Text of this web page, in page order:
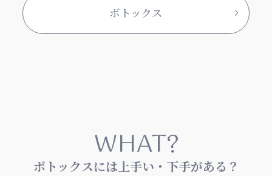
ボトックス
WHAT?
ボトックスには上手い・下手がある？